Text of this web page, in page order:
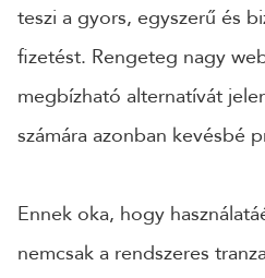
teszi a gyors, egyszerű és
fizetést. Rengeteg nagy
megbízható alternatívát
számára azonban kevésbé
Ennek oka, hogy
nemcsak a rendszeres